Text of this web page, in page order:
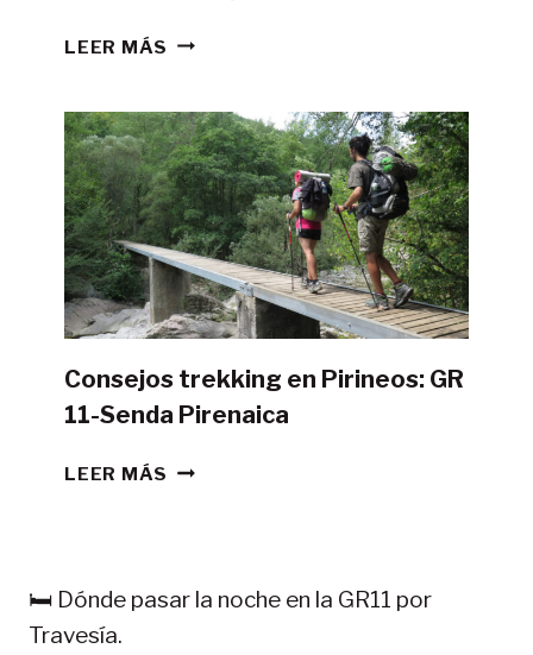
LEER MÁS ¿ES
LA
GR11
CON
TIENDA
DE
CAMPAÑA?
Consejos trekking en Pirineos: GR
11-Senda Pirenaica
LEER MÁS CONSEJOS
11-
🛏️ Dónde pasar la noche en la GR11 por
Travesía.